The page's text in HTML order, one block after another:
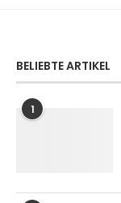
BELIEBTE ARTIKEL
1